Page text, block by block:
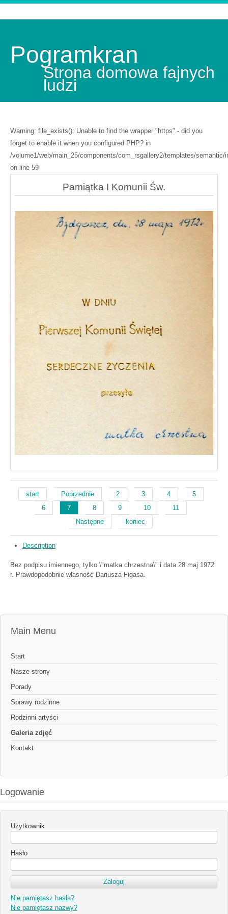
Pogramkran
Strona domowa fajnych
ludzi
Warning: file_exists(): Unable to find the wrapper "https" - did you
forget to enable it when you configured PHP? in
/volume1/web/main_25/components/com_rsgallery2/templates/semantic/
on line 59
Pamiątka I Komunii Św.
start Poprzednie 2 3 4
5
6
7 8 9 10
11
Następne
koniec
Description
Bez podpisu imiennego, tylko \"matka chrzestna\" i data 28 maj 1972
r. Prawdopodobnie własność Dariusza Figasa.
Main Menu
Start
Nasze strony
Porady
Sprawy rodzinne
Rodzinni artyści
Galeria zdjęć
Kontakt
Logowanie
Użytkownik
Hasło
Nie pamiętasz hasła?
Nie pamiętasz nazwy?